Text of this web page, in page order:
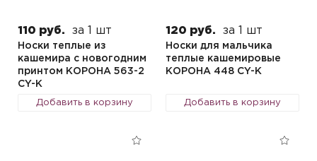
110 руб. за 1 шт
Носки теплые из
кашемира с новогодним
принтом КОРОНА 563-2
CY-K
Добавить в корзину
120 руб. за 1 шт
Носки для мальчика
теплые кашемировые
КОРОНА 448 CY-K
Добавить в корзину